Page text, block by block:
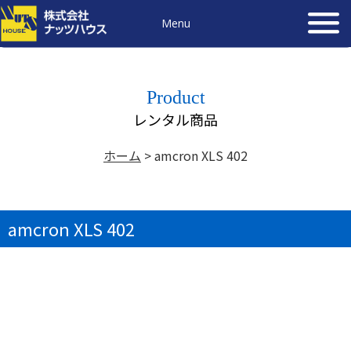
Menu
Product
レンタル商品
ホーム >amcron XLS 402
amcron XLS 402